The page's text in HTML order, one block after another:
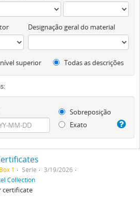
Designação geral do material
superior Todas as descrições
Sobreposição
Exato
1 Série
3/19/2026
Collection
certificate